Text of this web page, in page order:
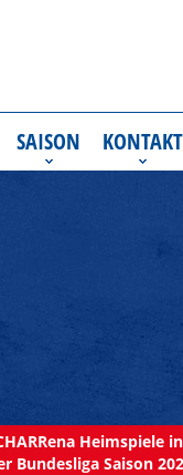
SAISON KONTAKT
Bundesliga